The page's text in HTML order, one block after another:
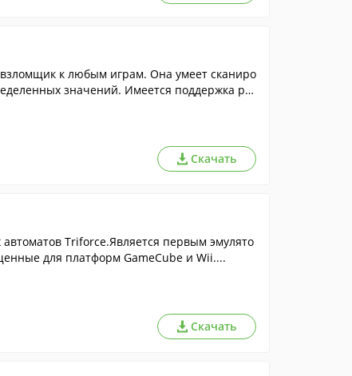
к любым играм. Она умеет сканиро
значений. Имеется поддержка рус
Скачать
Triforce.Является первым эмулято
для платформ GameCube и Wii....
Скачать